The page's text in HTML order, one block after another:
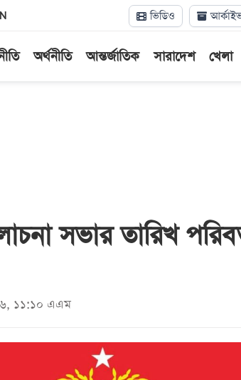
ভিডিও
অর্থনীতি আন্তর্জাতিক সারাদেশ খেলা
সভার তারিখ
১১:১০ এএম